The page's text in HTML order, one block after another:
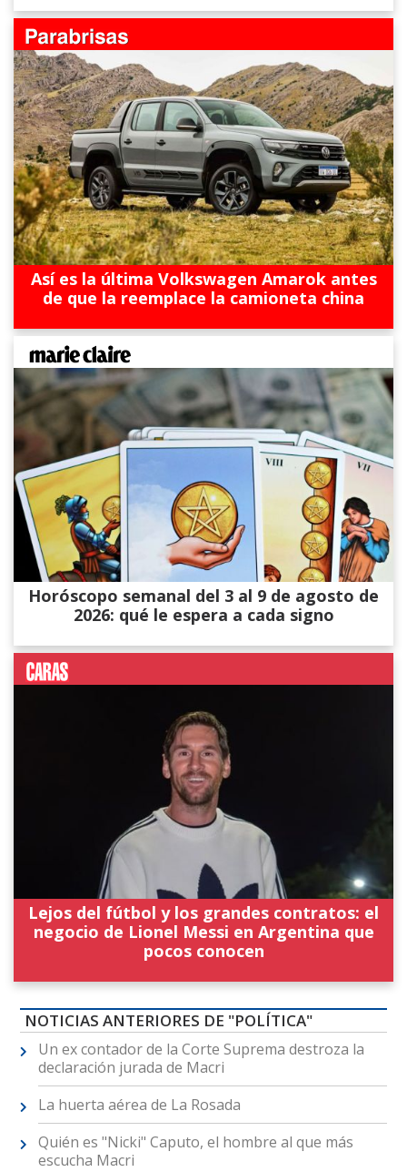
Así es la última Volkswagen Amarok antes
de que la reemplace la camioneta china
Horóscopo semanal del 3 al 9 de agosto de
2026: qué le espera a cada signo
Lejos del fútbol y los grandes contratos: el
negocio de Lionel Messi en Argentina que
pocos conocen
NOTICIAS ANTERIORES DE "POLÍTICA"
Un ex contador de la Corte Suprema destroza la
declaración jurada de Macri
La huerta aérea de La Rosada
Quién es "Nicki" Caputo, el hombre al que más
escucha Macri